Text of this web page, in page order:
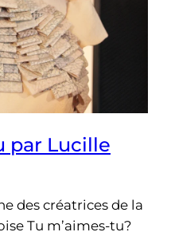
par Lucille
des créatrices de la
Tu m’aimes-tu?